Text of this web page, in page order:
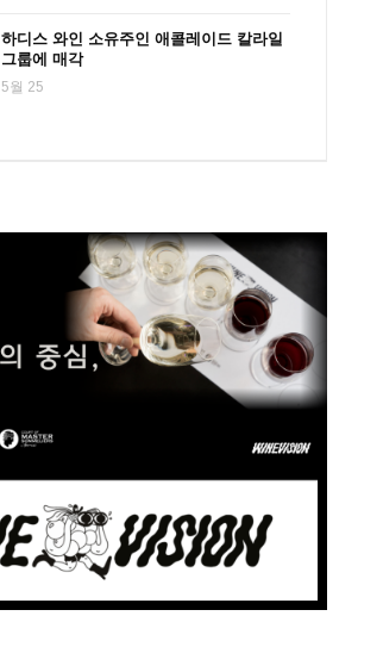
하디스 와인 소유주인 애콜레이드 칼라일
그룹에 매각
5월 25